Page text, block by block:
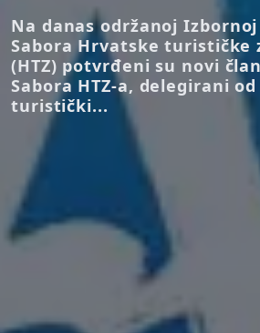
Na danas održanoj
Sabora Hrvatske turističke
(HTZ) potvrđeni su novi
Sabora HTZ-a, delegirani
turistički...